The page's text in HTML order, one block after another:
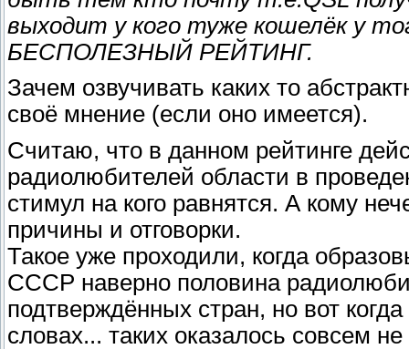
выходит у кого туже кошелёк у
БЕСПОЛЕЗНЫЙ РЕЙТИНГ.
Зачем озвучивать каких то
своё мнение (если оно имеется).
Считаю, что в данном рейтинге
радиолюбителей области в
стимул на кого равнятся. А кому
причины и отговорки.
Такое уже проходили, когда
СССР наверно половина
подтверждённых стран, но вот
словах... таких оказалось совсем не